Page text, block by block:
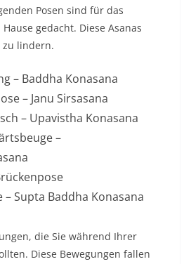
Posen sind für das
gedacht. Diese Asanas
zu lindern.
– Baddha Konasana
– Janu Sirsasana
– Upavistha Konasana
–
Supta Baddha Konasana
die Sie während Ihrer
Diese Bewegungen fallen